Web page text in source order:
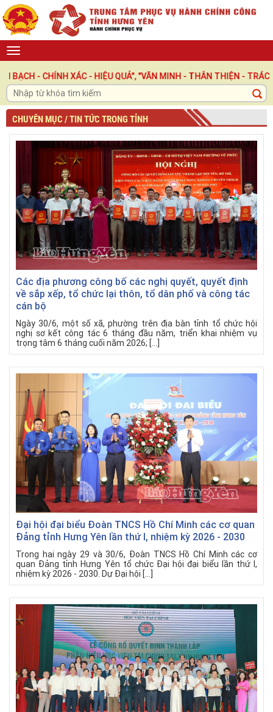
- HIỆU QUẢ", "VĂN MINH - THÂN THIỆN - TRÁCH NHIỆM ",
CHUYÊN MỤC / TIN TỨC TRONG TỈNH
Các địa phương công bố các nghị quyết, quyết định
về sắp xếp, tổ chức lại thôn, tổ dân phố và công tác
cán bộ
Ngày 30/6, một số xã, phường trên địa bàn tỉnh tổ chức hội
nghị sơ kết công tác 6 tháng đầu năm, triển khai nhiệm vụ
trọng tâm 6 tháng cuối năm 2026; […]
Đại hội đại biểu Đoàn TNCS Hồ Chí Minh các cơ quan
Đảng tỉnh Hưng Yên lần thứ I, nhiệm kỳ 2026 - 2030
Trong hai ngày 29 và 30/6, Đoàn TNCS Hồ Chí Minh các cơ
quan Đảng tỉnh Hưng Yên tổ chức Đại hội đại biểu lần thứ I,
nhiệm kỳ 2026 - 2030. Dự Đại hội […]